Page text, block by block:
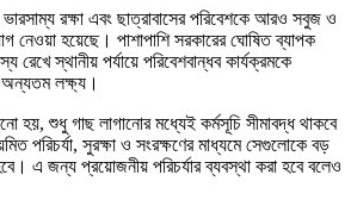
রক্ষা এবং ছাত্রাবাসের পরিবেশকে আরও সবুজ ও
হয়েছে। পাশাপাশি সরকারের ঘোষিত ব্যাপক
রেখে স্থানীয় পর্যায়ে পরিবেশবান্ধব কার্যক্রমকে
লক্ষ্য।
হয়, শুধু গাছ লাগানোর মধ্যেই কর্মসূচি সীমাবদ্ধ থাকবে
পরিচর্যা, সুরক্ষা ও সংরক্ষণের মাধ্যমে সেগুলোকে বড়
এ জন্য প্রয়োজনীয় পরিচর্যার ব্যবস্থা করা হবে বলেও